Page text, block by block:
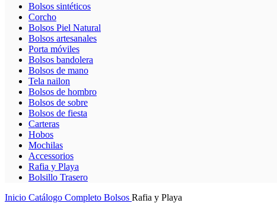
Bolsos sintéticos
Corcho
Bolsos Piel Natural
Bolsos artesanales
Porta móviles
Bolsos bandolera
Bolsos de mano
Tela nailon
Bolsos de hombro
Bolsos de sobre
Bolsos de fiesta
Carteras
Hobos
Mochilas
Accessorios
Rafia y Playa
Bolsillo Trasero
Inicio Catálogo Completo Bolsos Rafia y Playa